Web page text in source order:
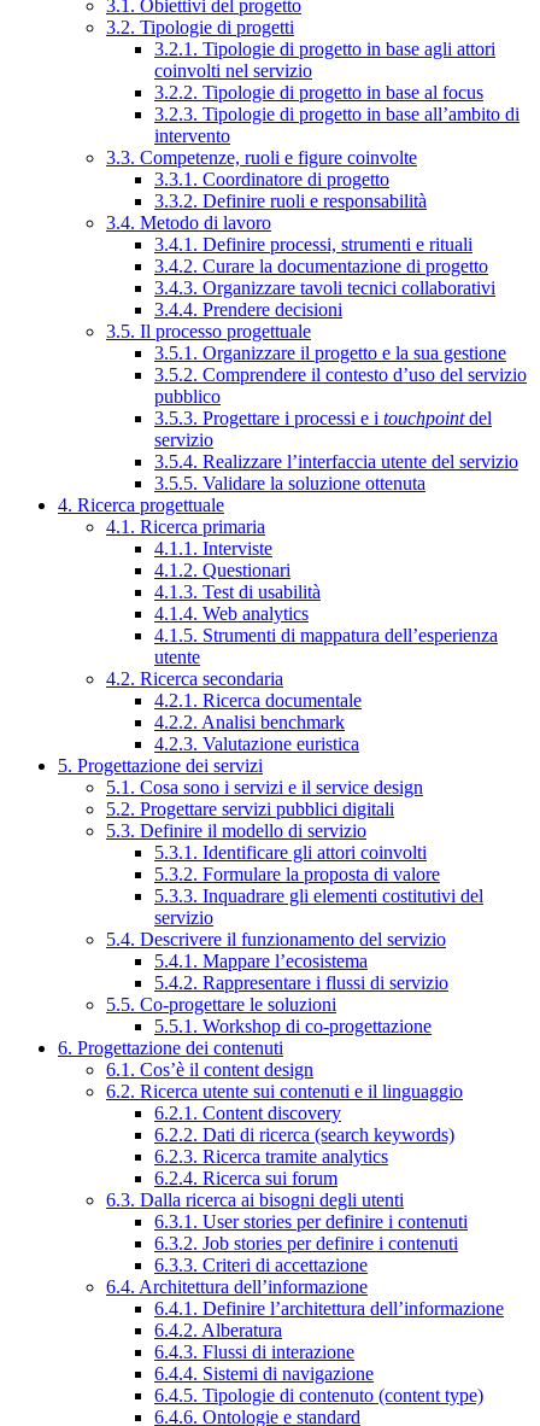
3.1. Obiettivi del progetto
3.2. Tipologie di progetti
3.2.1. Tipologie di progetto in base agli attori
coinvolti nel servizio
3.2.2. Tipologie di progetto in base al focus
3.2.3. Tipologie di progetto in base all’ambito di
intervento
3.3. Competenze, ruoli e figure coinvolte
3.3.1. Coordinatore di progetto
3.3.2. Definire ruoli e responsabilità
3.4. Metodo di lavoro
3.4.1. Definire processi, strumenti e rituali
3.4.2. Curare la documentazione di progetto
3.4.3. Organizzare tavoli tecnici collaborativi
3.4.4. Prendere decisioni
3.5. Il processo progettuale
3.5.1. Organizzare il progetto e la sua gestione
3.5.2. Comprendere il contesto d’uso del servizio
pubblico
3.5.3. Progettare i processi e i touchpointdel
servizio
3.5.4. Realizzare l’interfaccia utente del servizio
3.5.5. Validare la soluzione ottenuta
4. Ricerca progettuale
4.1. Ricerca primaria
4.1.1. Interviste
4.1.2. Questionari
4.1.3. Test di usabilità
4.1.4. Web analytics
4.1.5. Strumenti di mappatura dell’esperienza
utente
4.2. Ricerca secondaria
4.2.1. Ricerca documentale
4.2.2. Analisi benchmark
4.2.3. Valutazione euristica
5. Progettazione dei servizi
5.1. Cosa sono i servizi e il service design
5.2. Progettare servizi pubblici digitali
5.3. Definire il modello di servizio
5.3.1. Identificare gli attori coinvolti
5.3.2. Formulare la proposta di valore
5.3.3. Inquadrare gli elementi costitutivi del
servizio
5.4. Descrivere il funzionamento del servizio
5.4.1. Mappare l’ecosistema
5.4.2. Rappresentare i flussi di servizio
5.5. Co-progettare le soluzioni
5.5.1. Workshop di co-progettazione
6. Progettazione dei contenuti
6.1. Cos’è il content design
6.2. Ricerca utente sui contenuti e il linguaggio
6.2.1. Content discovery
6.2.2. Dati di ricerca (search keywords)
6.2.3. Ricerca tramite analytics
6.2.4. Ricerca sui forum
6.3. Dalla ricerca ai bisogni degli utenti
6.3.1. User stories per definire i contenuti
6.3.2. Job stories per definire i contenuti
6.3.3. Criteri di accettazione
6.4. Architettura dell’informazione
6.4.1. Definire l’architettura dell’informazione
6.4.2. Alberatura
6.4.3. Flussi di interazione
6.4.4. Sistemi di navigazione
6.4.5. Tipologie di contenuto (content type)
6.4.6. Ontologie e standard